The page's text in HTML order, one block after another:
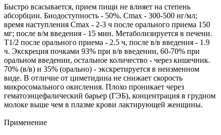
Быстро всасывается, прием пищи не влияет на степень
абсорбции. Биодоступность - 50%. Сmax - 300-500 нг/мл;
время наступления Сmax - 2-3 ч после орального приема 150
мг; после в/м введения - 15 мин. Метаболизируется в печени.
Т1/2 после орального приема - 2.5 ч, после в/в введения - 1.9
ч. Экскреция почками 93% при в/в введении, 60-70% при
оральном введении, остальное количество - через кишечник.
70% (в/в) и 35% (орально) - экскретируется в неизменном
виде. В отличие от циметидина не снижает скорость
микросомального окисления. Плохо проникает через
гематоэнцефалический барьер (ГЭБ), концентрация в грудном
молоке выше чем в плазме крови лактирующей женщины.
Применение